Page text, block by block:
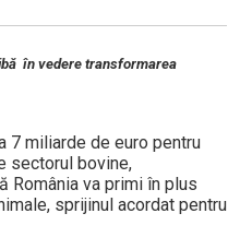
în vedere transformarea
7 miliarde de euro pentru
sectorul bovine,
România va primi în plus
sprijinul acordat pentru